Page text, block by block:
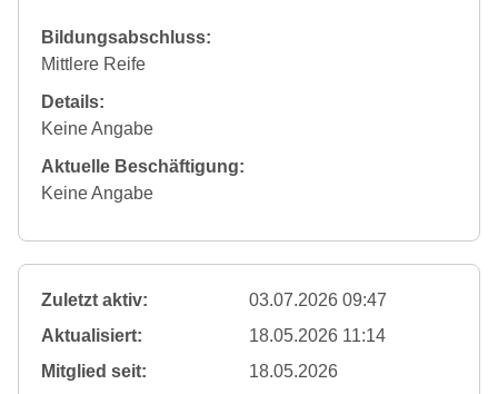
Bildungsabschluss:
Mittlere Reife
Details:
Keine Angabe
Aktuelle Beschäftigung:
Keine Angabe
Zuletzt aktiv:
03.07.2026 09:47
Aktualisiert:
18.05.2026 11:14
Mitglied seit:
18.05.2026